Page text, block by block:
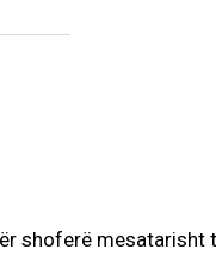
shoferë mesatarisht